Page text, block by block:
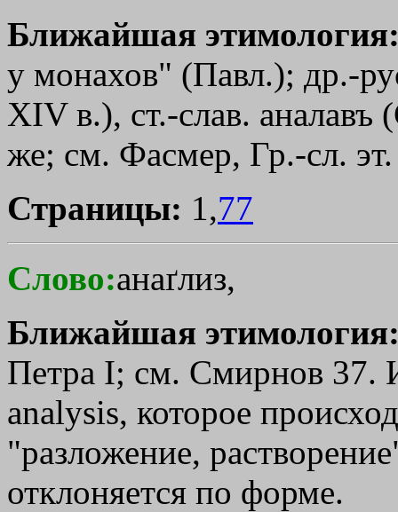
Ближайшая
у монахов" (Павл.); др.-
XIV в.), ст.-слав.
же; см. Фасмер, Гр.-сл.
Страницы: 1,77
Слово:анаґлиз,
Ближайшая
Петра I; см. Смирнов 37.
analysis, которое
"разложение,
отклоняется по форме.